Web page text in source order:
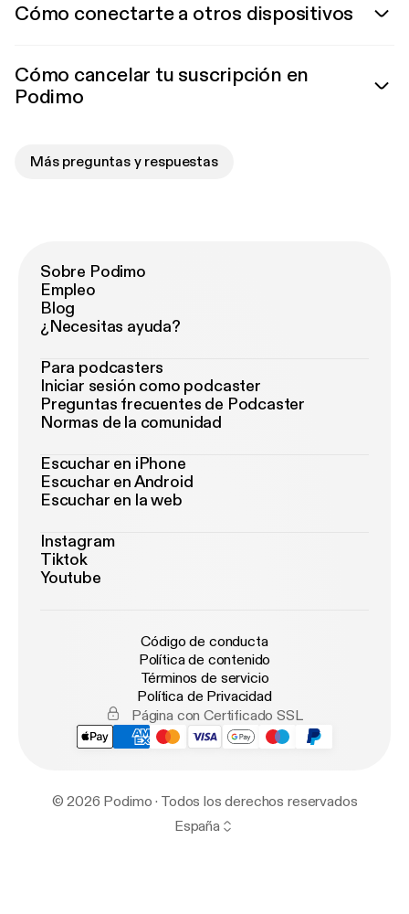
Cómo conectarte a otros dispositivos
Cómo cancelar tu suscripción en
Podimo
Más preguntas y respuestas
Sobre Podimo
Empleo
Blog
¿Necesitas ayuda?
Para podcasters
Iniciar sesión como podcaster
Preguntas frecuentes de Podcaster
Normas de la comunidad
Escuchar en iPhone
Escuchar en Android
Escuchar en la web
Instagram
Tiktok
Youtube
Código de conducta
Política de contenido
Términos de servicio
Política de Privacidad
Página con Certificado SSL
© 2026 Podimo · Todos los derechos reservados
España